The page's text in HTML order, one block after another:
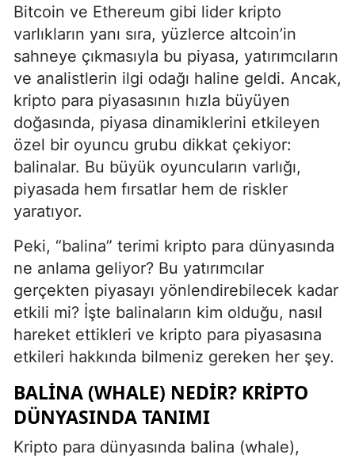
Bitcoin ve Ethereum gibi lider kripto
varlıkların yanı sıra, yüzlerce altcoin’in
sahneye çıkmasıyla bu piyasa, yatırımcıların
ve analistlerin ilgi odağı haline geldi. Ancak,
kripto para piyasasının hızla büyüyen
doğasında, piyasa dinamiklerini etkileyen
özel bir oyuncu grubu dikkat çekiyor:
balinalar. Bu büyük oyuncuların varlığı,
piyasada hem fırsatlar hem de riskler
yaratıyor.
Peki, “balina” terimi kripto para dünyasında
ne anlama geliyor? Bu yatırımcılar
gerçekten piyasayı yönlendirebilecek kadar
etkili mi? İşte balinaların kim olduğu, nasıl
hareket ettikleri ve kripto para piyasasına
etkileri hakkında bilmeniz gereken her şey.
BALINA (WHALE) NEDIR? KRIPTO
DÜNYASINDA TANIMI
Kripto para dünyasında balina (whale),